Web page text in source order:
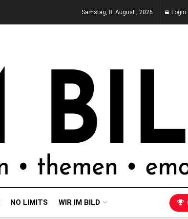
Samstag, 8. August , 2026 Login
NO LIMITS WIR IM BILD